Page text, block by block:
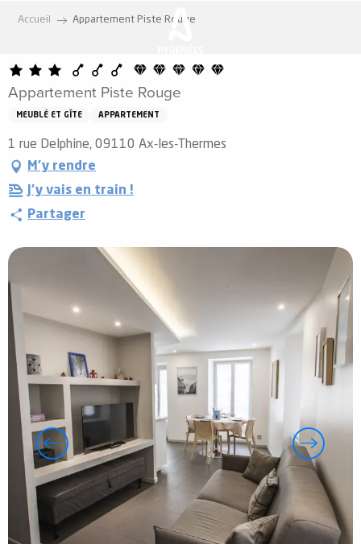
principal
Accueil Appartement Piste Rouge
Appartement Piste Rouge
MEUBLÉ ET GÎTE APPARTEMENT
1 rue Delphine, 09110 Ax-les-Thermes
M'y rendre
J'y vais en train !
Partager